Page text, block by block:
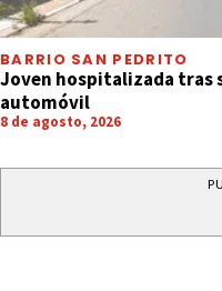
BARRIO SAN PEDRITO
Joven hospitalizada tras
automóvil
8 de agosto, 2026